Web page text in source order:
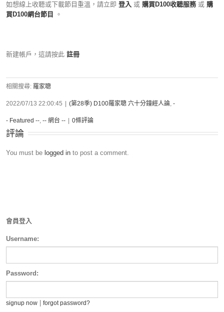
如想線上收聽或下載節目重溫，請立即 登入 或 購買D100收聽服務 或 購
買D100網台節目
。
新建帳戶，這請按此 註冊
相關搜尋: 羅家聰
2022/07/13 22:00:45 (第28季) D100羅家聰 六十分鐘經人論, -
- Featured --, -- 網台 -- 0條評論
評論
You must be logged in to post a comment.
會員登入
Username:
Password:
signup now forgot password?